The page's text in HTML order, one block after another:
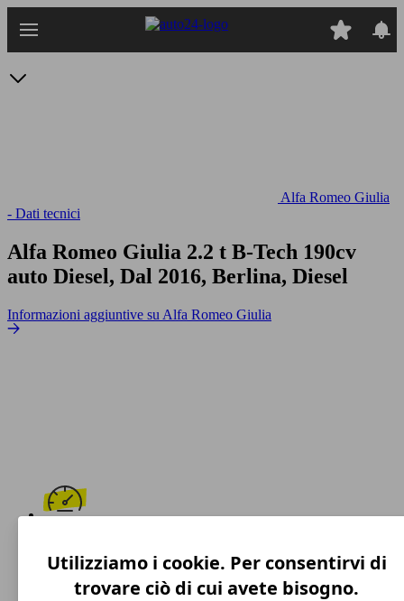
Alfa Romeo Giulia
- Dati tecnici
Alfa Romeo Giulia 2.2 t B-Tech 190cv
auto Diesel, Dal 2016, Berlina, Diesel
Informazioni aggiuntive su Alfa Romeo Giulia
Utilizziamo i cookie. Per consentirvi di
trovare ciò di cui avete bisogno.